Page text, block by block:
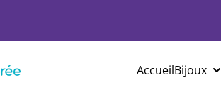
AccueilBijoux